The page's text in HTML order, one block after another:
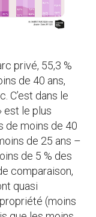
privé, 55,3 %
de 40 ans,
C’est dans le
est le plus
de moins de 40
de 25 ans –
de 5 % des
comparaison,
quasi
(moins